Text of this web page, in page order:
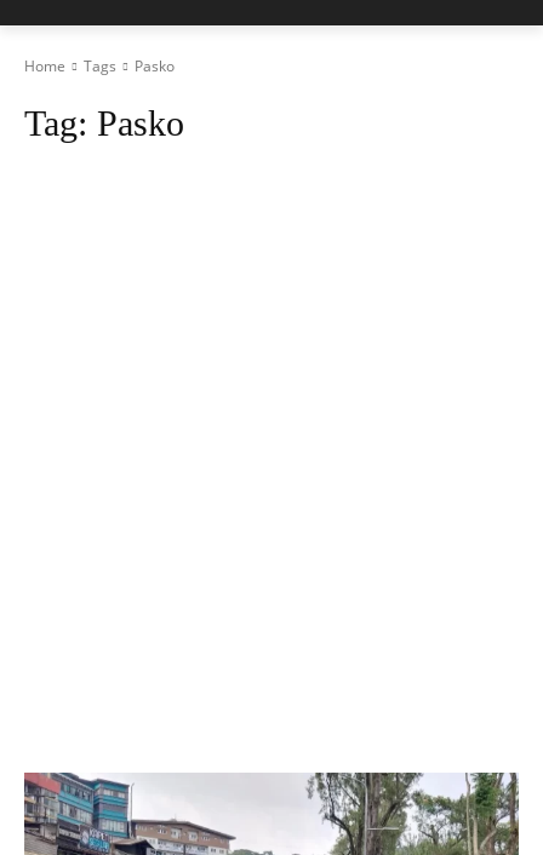
Home Tags Pasko
Tag: Pasko